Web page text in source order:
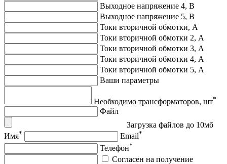
Выходное напряжение 4, В
Выходное напряжение 5, В
Токи вторичной обмотки, А
Токи вторичной обмотки 2, А
Токи вторичной обмотки 3, А
Токи вторичной обмотки 4, А
Токи вторичной обмотки 5, А
Ваши параметры
Необходимо трансформаторов, шт*
Файл
Загрузка файлов до 10мб
Имя* Email*
Телефон*
Согласен на получение